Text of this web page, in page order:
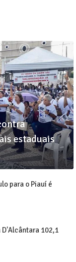
estaduais
para o Piauí é
D'Alcântara 102,1